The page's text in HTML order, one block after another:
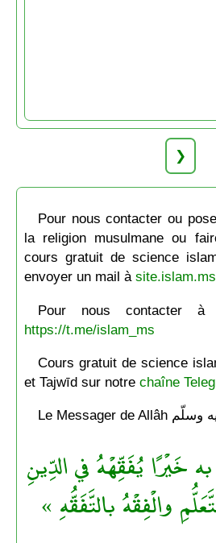
❯
Pour nous contacter ou
la religion musulmane ou
cours gratuit de science
envoyer un mail à
Pour nous contacter à
https://t.me/islam_ms
Cours gratuit de science
et Tajwīd sur notre chaîne
خَيْرًا يُفَقِّهْهُ في الدِّينِ
والْفِقْهُ بالتَّفَقُّهِ »